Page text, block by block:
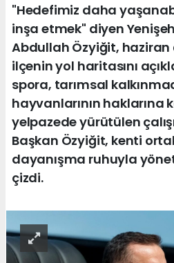
"Hedefimiz daha
inşa etmek" diyen
Abdullah Özyiğit, haziran
ilçenin yol haritasını
spora, tarımsal
hayvanlarının haklarına
yelpazede yürütülen
Başkan Özyiğit, kenti
dayanışma ruhuyla
çizdi.